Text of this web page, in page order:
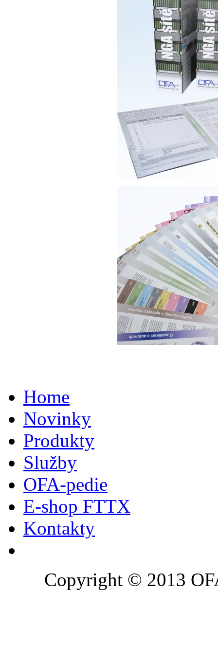
Home
Novinky
Produkty
Služby
OFA-pedie
E-shop FTTX
Kontakty
Copyright © 2013